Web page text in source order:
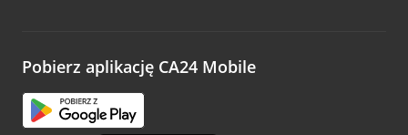
opinie.
Pobierz aplikację CA24 Mobile